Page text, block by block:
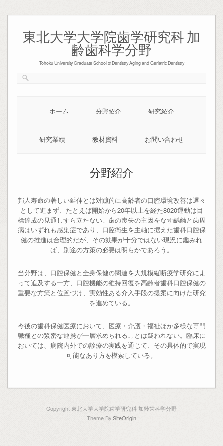
content
東北大学大学院歯学研究科 加
齢歯科学分野
Tohoku University Graduate School of Dentistry Aging and Geriatric Dentistry
ホーム 分野紹介 研究紹介
研究業績 教材資料 お問い合わせ
分野紹介
邦人寿命の著しい延伸とは対蹠的に高齢者の口腔環境改善は遅々
として進まず、たとえば開始から20年以上を経た8020運動は目
標達成の見通しすら立たない。歯の喪失の主因をなす齲蝕と歯周
病はいずれも感染症であり、口腔衛生を主軸に据えた歯科口腔保
健の推進は合理的だが、その効果が十分ではない現況に鑑みれ
ば、別途の方策の必要は明らかであろう。
当分野は、口腔保健と全身保健の関連を大規模縦断疫学研究によ
って追及する一方、口腔機能の維持回復を高齢者歯科口腔保健の
重要な方策と位置づけ、実効性ある介入手段の提案に向けた研究
を進めている。
今後の歯科保健医療において、医療・介護・福祉ほか多様な専門
職種との緊密な連携が一層求められることは疑われない。臨床に
おいては、病院内外での診療の実践を通じて、その具体的で実現
可能なあり方を模索している。
Copyright 東北大学大学院歯学研究科 加齢歯科学分野
Theme By SiteOrigin